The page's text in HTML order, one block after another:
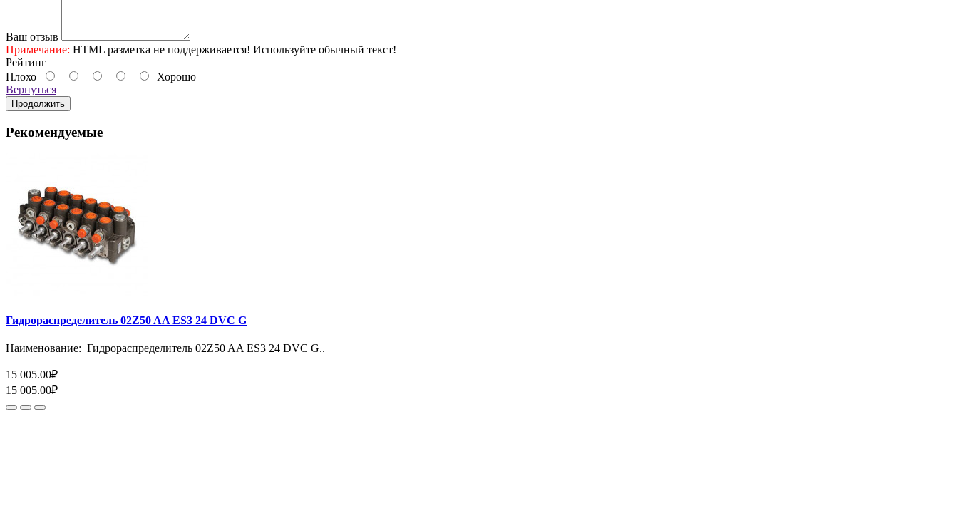
Ваш отзыв
Примечание: HTML разметка не поддерживается! Используйте обычный текст!
Рейтинг
Плохо
Хорошо
Вернуться
Продолжить
Рекомендуемые
Гидрораспределитель 02Z50 AA ES3 24 DVC G
Наименование: Гидрораспределитель 02Z50 AA ES3 24 DVC G..
15 005.00₽
15 005.00₽